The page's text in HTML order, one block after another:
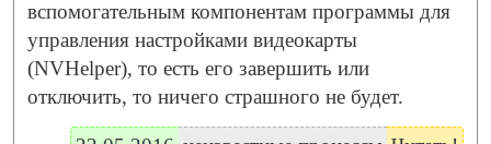
вспомогательным компонентам программы для
управления настройками видеокарты
(NVHelper), то есть его завершить или
отключить, то ничего страшного не будет.